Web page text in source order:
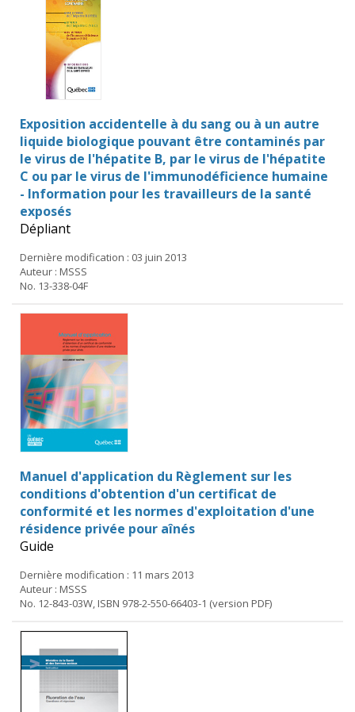
Exposition accidentelle à du sang ou à un autre
liquide biologique pouvant être contaminés par
le virus de l'hépatite B, par le virus de l'hépatite
C ou par le virus de l'immunodéficience humaine
- Information pour les travailleurs de la santé
exposés
Dépliant
Dernière modification : 03 juin 2013
Auteur : MSSS
No. 13-338-04F
Manuel d'application du Règlement sur les
conditions d'obtention d'un certificat de
conformité et les normes d'exploitation d'une
résidence privée pour aînés
Guide
Dernière modification : 11 mars 2013
Auteur : MSSS
No. 12-843-03W, ISBN 978-2-550-66403-1 (version PDF)